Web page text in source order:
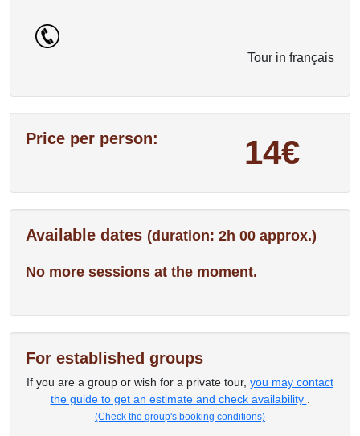
Tour in français
Price per person: 14€
Available dates (duration: 2h 00 approx.)
No more sessions at the moment.
For established groups
If you are a group or wish for a private tour, you may contact
the guide to get an estimate and check availability
(Check the group's booking conditions)